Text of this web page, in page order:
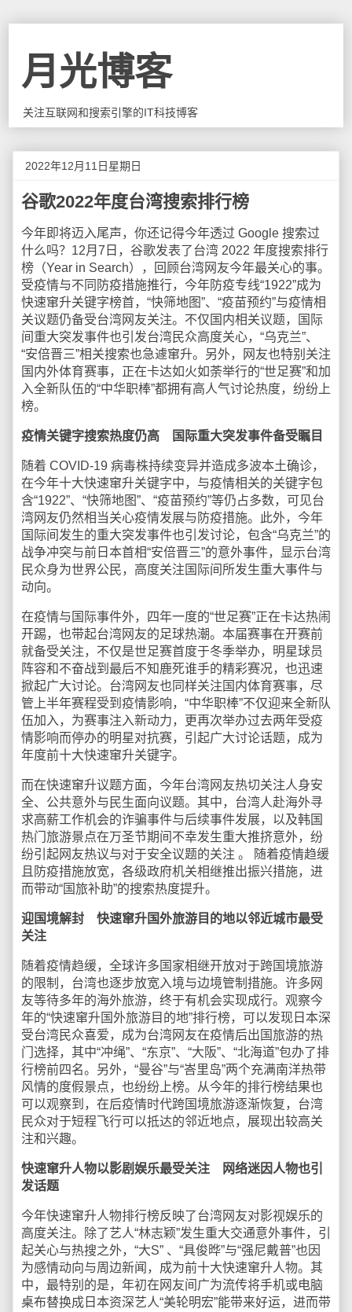
月光博客
关注互联网和搜索引擎的IT科技博客
2022年12月11日星期日
谷歌2022年度台湾搜索排行榜
今年即将迈入尾声，你还记得今年透过 Google 搜索过
什么吗？12月7日，谷歌发表了台湾 2022 年度搜索排行
榜（Year in Search），回顾台湾网友今年最关心的事。
受疫情与不同防疫措施推行，今年防疫专线“1922”成为
快速窜升关键字榜首，“快筛地图”、“疫苗预约”与疫情相
关议题仍备受台湾网友关注。不仅国内相关议题，国际
间重大突发事件也引发台湾民众高度关心，“乌克兰”、
“安倍晋三”相关搜索也急遽窜升。另外，网友也特别关注
国内外体育赛事，正在卡达如火如荼举行的“世足赛”和加
入全新队伍的“中华职棒”都拥有高人气讨论热度，纷纷上
榜。
疫情关键字搜索热度仍高 国际重大突发事件备受瞩目
随着 COVID-19 病毒株持续变异并造成多波本土确诊，
在今年十大快速窜升关键字中，与疫情相关的关键字包
含“1922”、“快筛地图”、“疫苗预约”等仍占多数，可见台
湾网友仍然相当关心疫情发展与防疫措施。此外，今年
国际间发生的重大突发事件也引发讨论，包含“乌克兰”的
战争冲突与前日本首相“安倍晋三”的意外事件，显示台湾
民众身为世界公民，高度关注国际间所发生重大事件与
动向。
在疫情与国际事件外，四年一度的“世足赛”正在卡达热闹
开踢，也带起台湾网友的足球热潮。本届赛事在开赛前
就备受关注，不仅是世足赛首度于冬季举办，明星球员
阵容和不奋战到最后不知鹿死谁手的精彩赛况，也迅速
掀起广大讨论。台湾网友也同样关注国内体育赛事，尽
管上半年赛程受到疫情影响，“中华职棒”不仅迎来全新队
伍加入，为赛事注入新动力，更再次举办过去两年受疫
情影响而停办的明星对抗赛，引起广大讨论话题，成为
年度前十大快速窜升关键字。
而在快速窜升议题方面，今年台湾网友热切关注人身安
全、公共意外与民生面向议题。其中，台湾人赴海外寻
求高薪工作机会的诈骗事件与后续事件发展，以及韩国
热门旅游景点在万圣节期间不幸发生重大推挤意外，纷
纷引起网友热议与对于安全议题的关注 。 随着疫情趋缓
且防疫措施放宽，各级政府机关相继推出振兴措施，进
而带动“国旅补助”的搜索热度提升。
迎国境解封 快速窜升国外旅游目的地以邻近城市最受
关注
随着疫情趋缓，全球许多国家相继开放对于跨国境旅游
的限制，台湾也逐步放宽入境与边境管制措施。许多网
友等待多年的海外旅游，终于有机会实现成行。观察今
年的“快速窜升国外旅游目的地”排行榜，可以发现日本深
受台湾民众喜爱，成为台湾网友在疫情后出国旅游的热
门选择，其中“冲绳”、“东京”、“大阪”、“北海道”包办了排
行榜前四名。另外，“曼谷”与“峇里岛”两个充满南洋热带
风情的度假景点，也纷纷上榜。从今年的排行榜结果也
可以观察到，在后疫情时代跨国境旅游逐渐恢复，台湾
民众对于短程飞行可以抵达的邻近地点，展现出较高关
注和兴趣。
快速窜升人物以影剧娱乐最受关注 网络迷因人物也引
发话题
今年快速窜升人物排行榜反映了台湾网友对影视娱乐的
高度关注。除了艺人“林志颖”发生重大交通意外事件，引
起关心与热搜之外，“大S” 、“具俊晔”与“强尼戴普”也因
为感情动向与周边新闻，成为前十大快速窜升人物。其
中，最特别的是，年初在网友间广为流传将手机或电脑
桌布替换成日本资深艺人“美轮明宏”能带来好运，进而带